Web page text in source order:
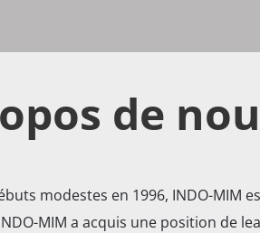
de
modestes en 1996, INDO-
MIM a acquis une position de